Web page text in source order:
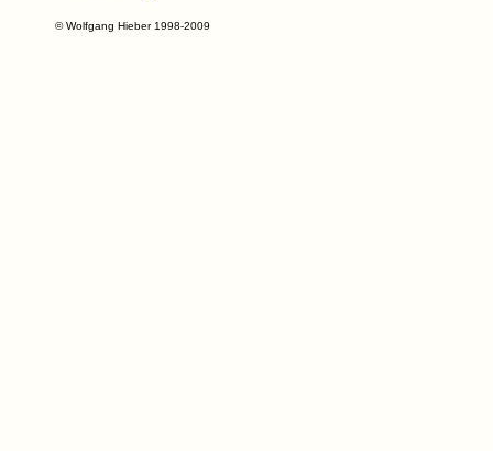
© Wolfgang Hieber 1998-2009